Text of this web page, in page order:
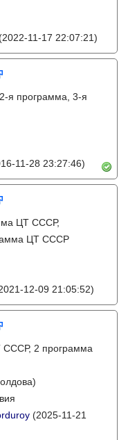
(2022-11-17 22:07:21)
я программа, 3-я
11-28 23:27:46)
ЦТ СССР,
ЦТ СССР
12-09 21:05:52)
СССР, 2 программа
(2025-11-21